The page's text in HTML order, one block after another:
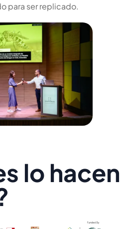
para ser replicado.
lo hacen